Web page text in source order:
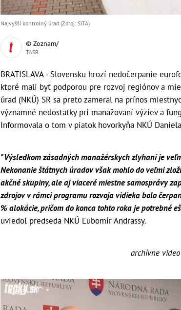
Najvyšší kontrolný úrad (Zdroj: SITA)
© Zoznam/
TASR
BRATISLAVA - Slovensku hrozí nedočerpanie
ktoré mali byť podporou pre rozvoj regiónov a
úrad (NKÚ) SR sa preto zameral na prínos
významné nedostatky pri manažovaní výziev a
Informovala o tom v piatok hovorkyňa NKÚ
"Výsledkom zásadných manažérskych zlyhaní je
Nekonanie štátnych úradov však mohlo do veľmi
akčné skupiny, ale aj viaceré miestne samosprávy
zdrojov v rámci programu rozvoja vidieka bolo
% alokácie, pričom do konca tohto roka je potrebné
uviedol predseda NKÚ Ľubomír Andrassy.
archívne video